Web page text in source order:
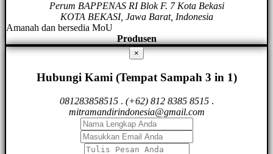
Perum BAPPENAS RI Blok F. 7 Kota Bekasi
KOTA BEKASI, Jawa Barat, Indonesia
Amanah dan bersedia MoU
Produsen
×
Hubungi Kami (Tempat Sampah 3 in 1)
081283858515. (+62) 812 8385 8515.
mitramandirindonesia@gmail.com